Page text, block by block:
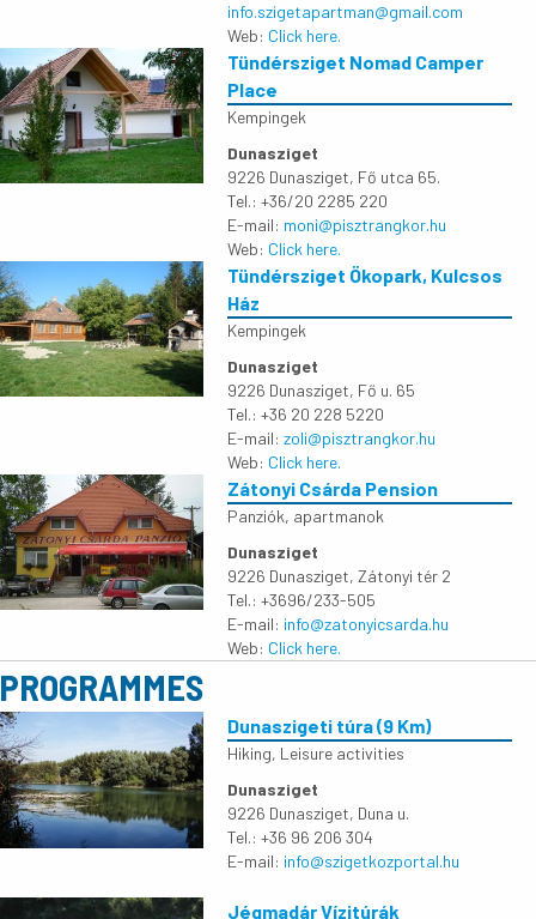
info.szigetapartman@gmail.com
Web: Click here.
Tündérsziget Nomad Camper
Place
Kempingek
Dunasziget
9226 Dunasziget, Fő utca 65.
Tel.: +36/20 2285 220
E-mail: moni@pisztrangkor.hu
Web: Click here.
Tündérsziget Ökopark, Kulcsos
Ház
Kempingek
Dunasziget
9226 Dunasziget, Fő u. 65
Tel.: +36 20 228 5220
E-mail: zoli@pisztrangkor.hu
Web: Click here.
Zátonyi Csárda Pension
Panziók, apartmanok
Dunasziget
9226 Dunasziget, Zátonyi tér 2
Tel.: +3696/233-505
E-mail: info@zatonyicsarda.hu
Web: Click here.
PROGRAMMES
Dunaszigeti túra (9 Km)
Hiking, Leisure activities
Dunasziget
9226 Dunasziget, Duna u.
Tel.: +36 96 206 304
E-mail: info@szigetkozportal.hu
Jégmadár Vízitúrák